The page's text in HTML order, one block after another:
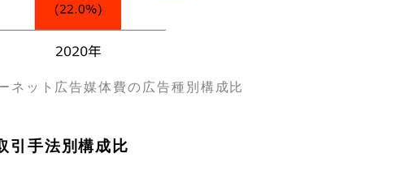
ネット広告媒体費の広告種別構成比
引手法別構成比